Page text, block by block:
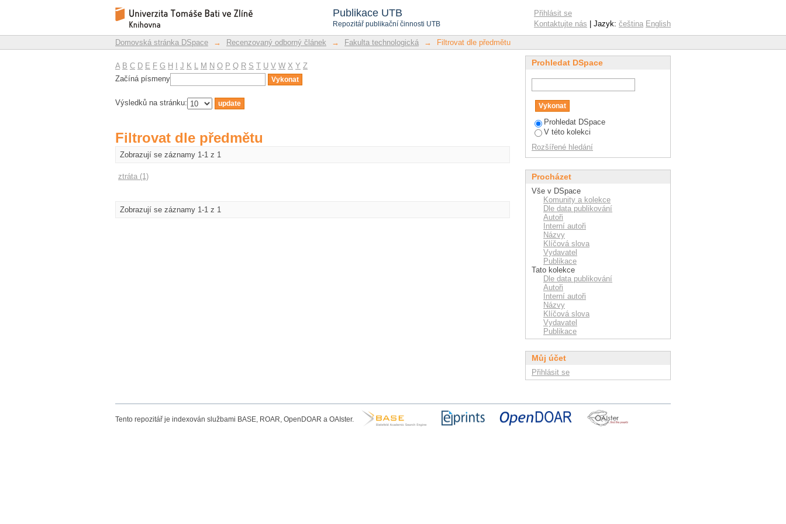
Publikace UTB
Repozitář publikační činnosti UTB
Filtrovat dle předmětu
Repozitář DSpace/Manakin
Přihlásit se
Kontaktujte nás | Jazyk: čeština English
Domovská stránka DSpace → Recenzovaný odborný článek → Fakulta technologická → Filtrovat dle předmětu
A B C D E F G H J K L M N O P Q R S T U V W X Y Z
Začíná písmeny
Výsledků na stránku:
Filtrovat dle předmětu
Zobrazují se záznamy 1-1 z 1
ztráta (1)
Zobrazují se záznamy 1-1 z 1
Prohledat DSpace
Prohledat DSpace
V této kolekci
Rozšířené hledání
Procházet
Vše v DSpace
Komunity a kolekce
Dle data publikování
Autoři
Interní autoři
Názvy
Klíčová slova
Vydavatel
Publikace
Tato kolekce
Dle data publikování
Autoři
Interní autoři
Názvy
Klíčová slova
Vydavatel
Publikace
Můj účet
Přihlásit se
Tento repozitář je indexován službami BASE, ROAR, OpenDOAR a OAIster.